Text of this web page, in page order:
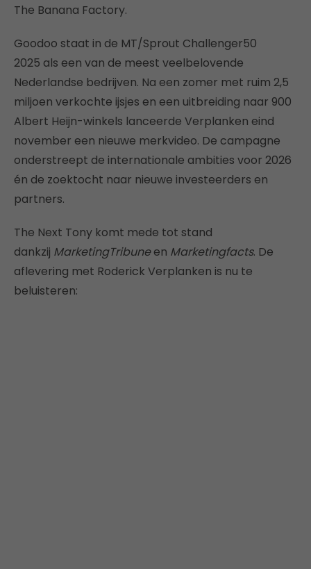
The Banana Factory.
Goodoo staat in de MT/Sprout Challenger50
2025 als een van de meest veelbelovende
Nederlandse bedrijven. Na een zomer met ruim 2,5
miljoen verkochte ijsjes en een uitbreiding naar 900
Albert Heijn-winkels lanceerde Verplanken eind
november een nieuwe merkvideo. De campagne
onderstreept de internationale ambities voor 2026
én de zoektocht naar nieuwe investeerders en
partners.
The Next Tony komt mede tot stand
dankzij MarketingTribuneen Marketingfacts. De
aflevering met Roderick Verplanken is nu te
beluisteren: